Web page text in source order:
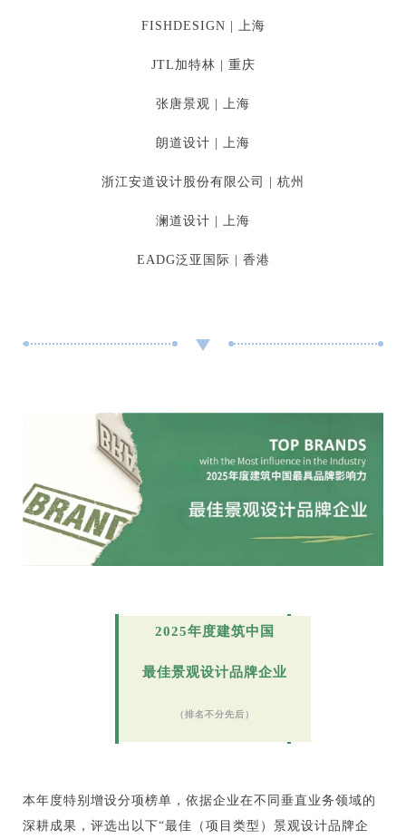
FISHDESIGN | 上海
JTL加特林 | 重庆
张唐景观 | 上海
朗道设计 | 上海
浙江安道设计股份有限公司 | 杭州
澜道设计 | 上海
EADG泛亚国际 | 香港
2025年度建筑中国
最佳景观设计品牌企业
（排名不分先后）
本年度特别增设分项榜单，依据企业在不同垂直业务领域的
深耕成果，评选出以下“最佳（项目类型）景观设计品牌企